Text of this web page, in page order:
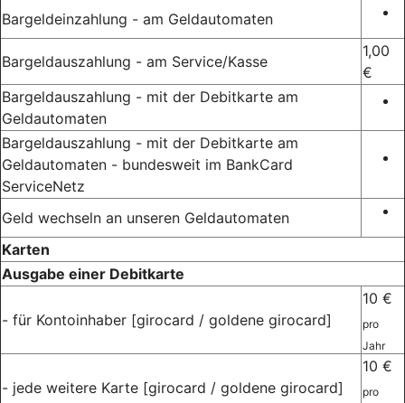
Bargeldeinzahlung - am Geldautomaten
Bargeldauszahlung - am Service/Kasse
1,00
€
Bargeldauszahlung - mit der Debitkarte am
Geldautomaten
Bargeldauszahlung - mit der Debitkarte am
Geldautomaten - bundesweit im BankCard
ServiceNetz
Geld wechseln an unseren Geldautomaten
Karten
Ausgabe einer Debitkarte
- für Kontoinhaber [girocard / goldene girocard]
10 €
pro
Jahr
- jede weitere Karte [girocard / goldene girocard]
10 €
pro